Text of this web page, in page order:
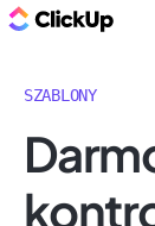
SZABLONY